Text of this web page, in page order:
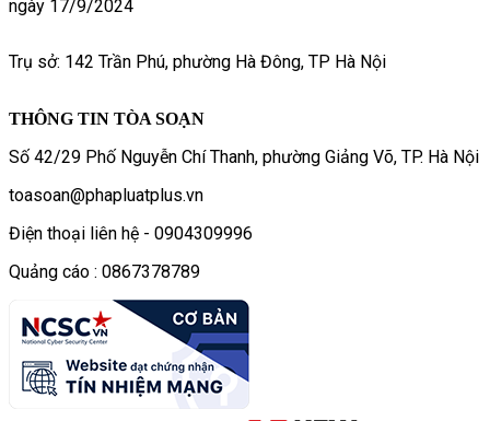
ngày 17/9/2024
Trụ sở: 142 Trần Phú, phường Hà Đông, TP Hà Nội
THÔNG TIN TÒA SOẠN
Số 42/29 Phố Nguyễn Chí Thanh, phường Giảng Võ, TP. Hà Nội
toasoan@phapluatplus.vn
Điện thoại liên hệ - 0904309996
Quảng cáo : 0867378789